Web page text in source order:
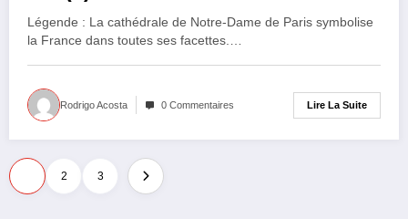
Légende : La cathédrale de Notre-Dame de Paris symbolise
la France dans toutes ses facettes.…
Rodrigo Acosta 0 Commentaires Lire La Suite
Pagination
des
2 3